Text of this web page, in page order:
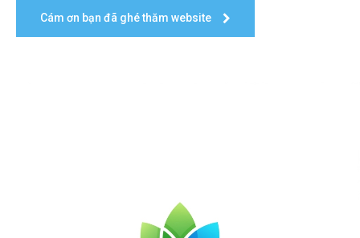
Cám ơn bạn đã ghé thăm website